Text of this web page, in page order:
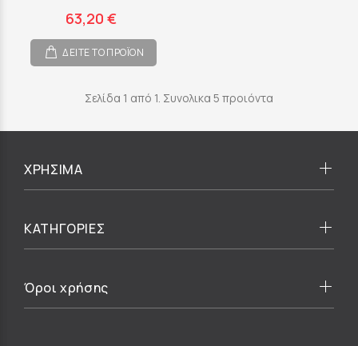
63,20 €
ΔΕΙΤΕ ΤΟ ΠΡΟΪΟΝ
Σελίδα 1 από 1. Συνολικα 5 προιόντα
ΧΡΗΣΙΜΑ
ΚΑΤΗΓΟΡΙΕΣ
Όροι χρήσης